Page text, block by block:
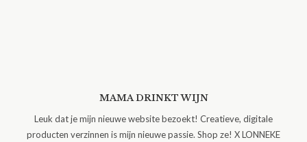
MAMA DRINKT WIJN
Leuk dat je mijn nieuwe website bezoekt! Creatieve, digitale
producten verzinnen is mijn nieuwe passie. Shop ze! X LONNEKE